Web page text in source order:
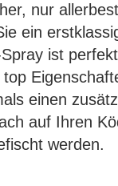
nur
ein
ist
einen
auf Ihren
werden.